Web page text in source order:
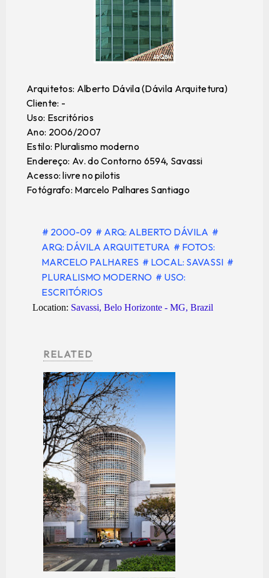
Arquitetos: Alberto Dávila (Dávila Arquitetura)
Cliente: -
Uso: Escritórios
Ano: 2006/2007
Estilo: Pluralismo moderno
Endereço: Av. do Contorno 6594, Savassi
Acesso: livre no pilotis
Fotógrafo: Marcelo Palhares Santiago
# 2000-09 # ARQ: ALBERTO DÁVILA #
ARQ: DÁVILA ARQUITETURA # FOTOS:
MARCELO PALHARES # LOCAL: SAVASSI #
PLURALISMO MODERNO # USO:
ESCRITÓRIOS
Location: Savassi, Belo Horizonte - MG, Brazil
RELATED